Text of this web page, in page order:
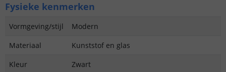
Fysieke kenmerken
Vormgeving/stijl
Modern
Materiaal
Kunststof en glas
Kleur
Zwart